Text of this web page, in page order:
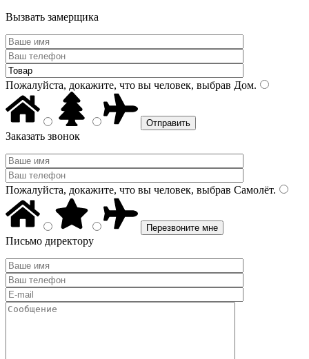
Вызвать замерщика
Пожалуйста, докажите, что вы человек, выбрав Дом.
Заказать звонок
Пожалуйста, докажите, что вы человек, выбрав Самолёт.
Письмо директору